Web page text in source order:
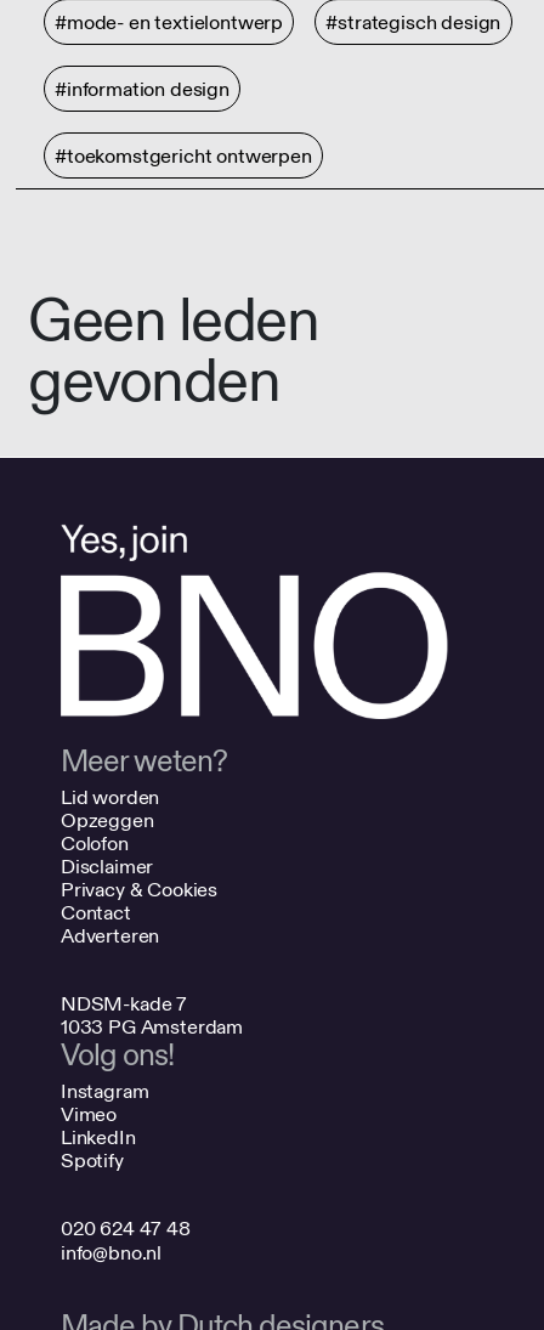
#mode- en textielontwerp #strategisch design
#information design
#toekomstgericht ontwerpen
Geen leden
gevonden
Meer weten?
Lid worden
Opzeggen
Colofon
Disclaimer
Privacy & Cookies
Contact
Adverteren
NDSM-kade 7
1033 PG Amsterdam
Volg ons!
Instagram
Vimeo
LinkedIn
Spotify
020 624 47 48
info@bno.nl